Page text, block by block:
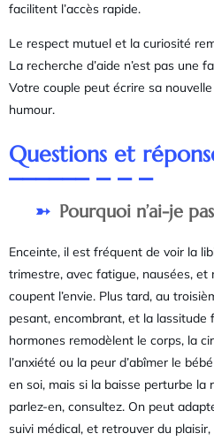
facilitent l’accès rapide.
Le respect mutuel et la curiosité
La recherche d’aide n’est pas une
Votre couple peut écrire sa
humour.
Questions et
Pourquoi n’ai-je
Enceinte, il est fréquent de voir la
trimestre, avec fatigue, nausées, et
coupent l’envie. Plus tard, au
pesant, encombrant, et la lassitude
hormones remodèlent le corps, la
l’anxiété ou la peur d’abîmer le
en soi, mais si la baisse perturbe la
parlez-en, consultez. On peut
suivi médical, et retrouver du